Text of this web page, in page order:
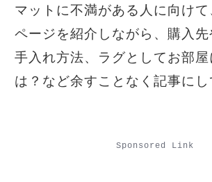
マットに不満がある人に向け
ページを紹介しながら、購入
手入れ方法、ラグとしてお部
は？など余すことなく記事にし
Sponsored Link